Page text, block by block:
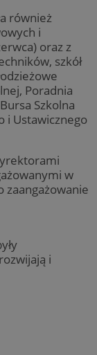
również
i
oraz z
szkół
Poradnia
Szkolna
i Ustawicznego
w
zaangażowanie
i